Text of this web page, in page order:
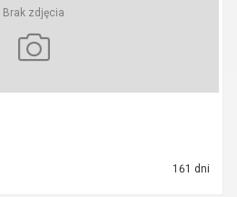
Brak zdjęcia
161 dni